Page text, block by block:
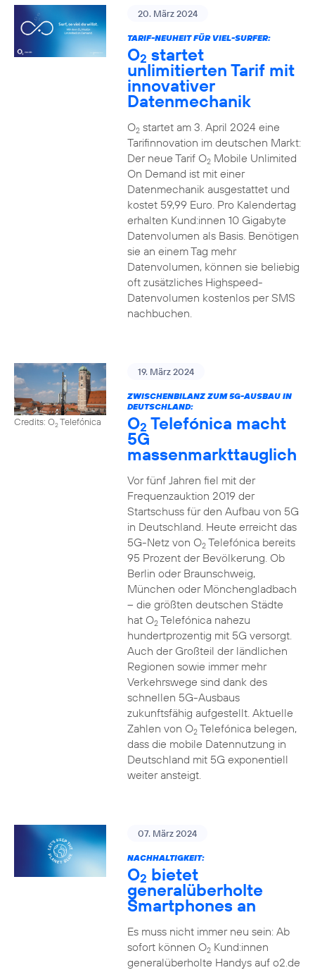
20. März 2024
TARIF-NEUHEIT FÜR VIEL-SURFER:
O2 startet
unlimitierten Tarif mit
innovativer
Datenmechanik
O2startet am 3. April 2024 eine
Tarifinnovation im deutschen Markt:
Der neue Tarif O2Mobile Unlimited
On Demand ist mit einer
Datenmechanik ausgestattet und
kostet 59,99 Euro. Pro Kalendertag
erhalten Kund:innen 10 Gigabyte
Datenvolumen als Basis. Benötigen
sie an einem Tag mehr
Datenvolumen, können sie beliebig
oft zusätzliches Highspeed-
Datenvolumen kostenlos per SMS
nachbuchen.
Credits: O2Telefónica
19. März 2024
ZWISCHENBILANZ ZUM 5G-AUSBAU IN
DEUTSCHLAND:
O2 Telefónica macht
5G
massenmarkttauglich
Vor fünf Jahren fiel mit der
Frequenzauktion 2019 der
Startschuss für den Aufbau von 5G
in Deutschland. Heute erreicht das
5G-Netz von O2Telefónica bereits
95 Prozent der Bevölkerung. Ob
Berlin oder Braunschweig,
München oder Mönchengladbach
– die größten deutschen Städte
hat O2Telefónica nahezu
hundertprozentig mit 5G versorgt.
Auch der Großteil der ländlichen
Regionen sowie immer mehr
Verkehrswege sind dank des
schnellen 5G-Ausbaus
zukunftsfähig aufgestellt. Aktuelle
Zahlen von O2Telefónica belegen,
dass die mobile Datennutzung in
Deutschland mit 5G exponentiell
weiter ansteigt.
07. März 2024
NACHHALTIGKEIT:
O2 bietet
generalüberholte
Smartphones an
Es muss nicht immer neu sein: Ab
sofort können O2Kund:innen
generalüberholte Handys auf o2.de